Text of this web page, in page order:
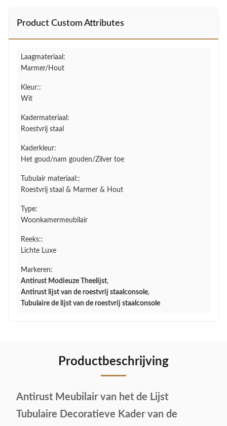
Product Custom Attributes
Laagmateriaal:
Marmer/Hout
Kleur::
Wit
Kadermateriaal:
Roestvrij staal
Kaderkleur:
Het goud/nam gouden/Zilver toe
Tubulair materiaal::
Roestvrij staal & Marmer & Hout
Type:
Woonkamermeubilair
Reeks::
Lichte Luxe
Markeren:
Antirust Modieuze Theelijst,
Antirust lijst van de roestvrij staalconsole,
Tubulaire de lijst van de roestvrij staalconsole
Productbeschrijving
Antirust Meubilair van het de Lijst
Tubulaire Decoratieve Kader van de